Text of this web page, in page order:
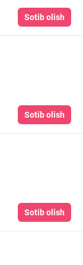
Sotib olish
Sotib olish
Sotib olish